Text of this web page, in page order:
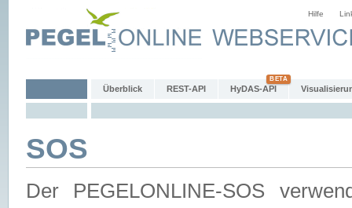
Hilfe
Überblick REST-API HyDAS-API
SOS
Der PEGELONLINE-SOS